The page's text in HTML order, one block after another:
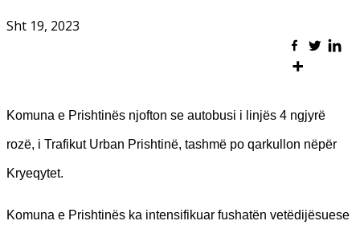
Sht 19, 2023
Komuna e Prishtinës njofton se autobusi i linjës 4 ngjyrë
rozë, i Trafikut Urban Prishtinë, tashmë po qarkullon nëpër
Kryeqytet.
Komuna e Prishtinës ka intensifikuar fushatën vetëdijësuese